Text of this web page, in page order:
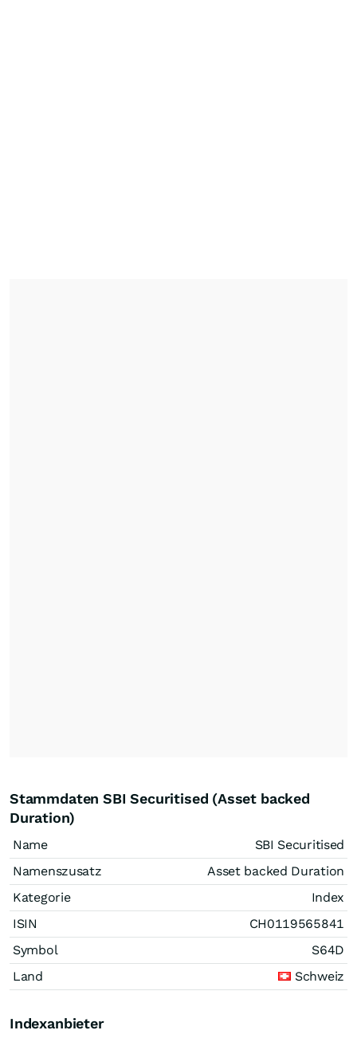
Stammdaten SBI Securitised (Asset backed
Duration)
Name
SBI Securitised
Namenszusatz
Asset backed Duration
Kategorie
Index
ISIN
CH0119565841
Symbol
S64D
Land
Schweiz
Indexanbieter